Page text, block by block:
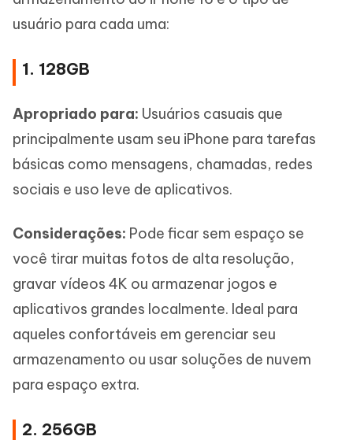
usuário para cada uma:
1. 128GB
Apropriado para: Usuários casuais que
principalmente usam seu iPhone para tarefas
básicas como mensagens, chamadas, redes
sociais e uso leve de aplicativos.
Considerações: Pode ficar sem espaço se
você tirar muitas fotos de alta resolução,
gravar vídeos 4K ou armazenar jogos e
aplicativos grandes localmente. Ideal para
aqueles confortáveis em gerenciar seu
armazenamento ou usar soluções de nuvem
para espaço extra.
2. 256GB